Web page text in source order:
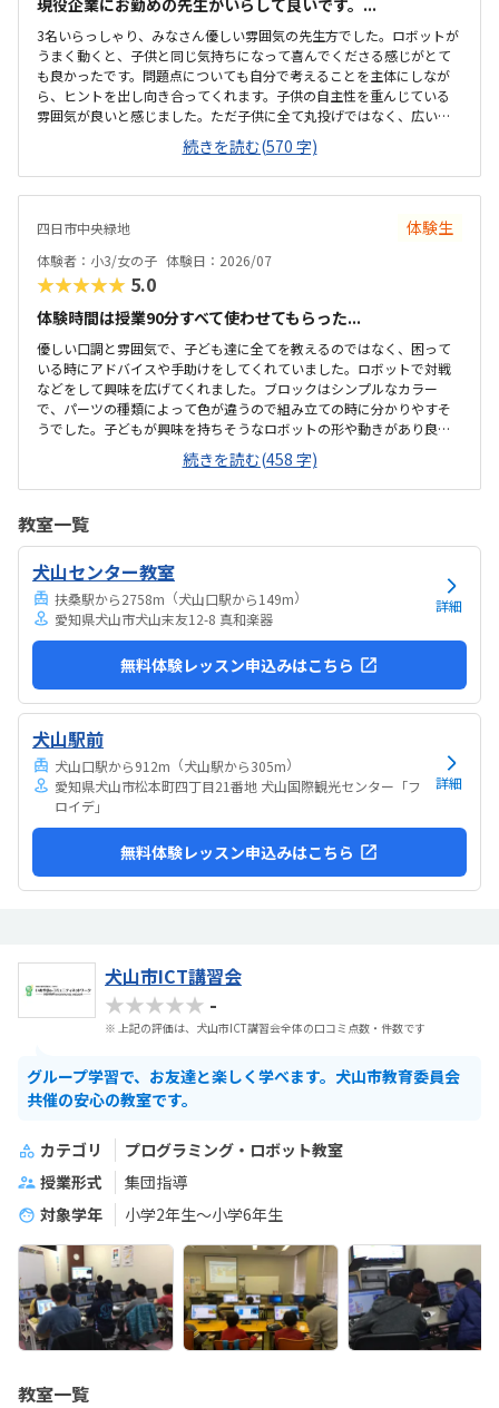
現役企業にお勤めの先生がいらして良いです。...
3名いらっしゃり、みなさん優しい雰囲気の先生方でした。ロボットが
うまく動くと、子供と同じ気持ちになって喜んでくださる感じがとて
も良かったです。問題点についても自分で考えることを主体にしなが
ら、ヒントを出し向き合ってくれます。子供の自主性を重んじている
雰囲気が良いと感じました。ただ子供に全て丸投げではなく、広い机
の上に「教科書とキットをどこに置いたらやりやすいかな？」と声を
かけてくださり、そこから自分で考えていました。ロボット作りもヒ
ントをいただきながら、自分で教科書を読んで作り上げていました。
駅近くですが、静かな環境です。急な坂道があるので、暑い夏など、重
できました。入室したら必ず手を洗うルールも良いです。教室にある
教科書などもきちんと整理整頓されています。キット代が兄弟割引で
半額になりました。入会金も無料に。欲を言えば、...
続きを読む(570 字)
四日市中央緑地 体験生
体験者：小3/女の子 体験日：2026/07
★★★★★ 5.0
体験時間は授業90分すべて使わせてもらった...
優しい口調と雰囲気で、子ども達に全てを教えるのではなく、困って
いる時にアドバイスや手助けをしてくれていました。ロボットで対戦
などをして興味を広げてくれました。ブロックはシンプルなカラー
で、パーツの種類によって色が違うので組み立ての時に分かりやすそ
うでした。子どもが興味を持ちそうなロボットの形や動きがあり良か
ったです。駐車場は停めやすく、分かりやすい場所にあるので助かり
ます。近くに別の施設もあるので、習ってない兄弟が過ごしやすいと
思いました。教室はシンプルで余計なものが置いてないので集中でき
したりできるのは助かります。料金は今の物価で考えれば高いとは思
いませんが、子どもの成長具合で判断すると思います。子どもが自発
的にどんどん作り進めていったのには正直驚きました。最初からたく
さんあれこれ説明されずブロックを触らせてもらったの...
続きを読む(458 字)
教室一覧
犬山センター教室
扶桑駅から2758m （犬山口駅から149m）
愛知県犬山市犬山末友12-8 真和楽器
詳細
無料体験レッスン申込みはこちら
犬山駅前
犬山口駅から912m （犬山駅から305m）
愛知県犬山市松本町四丁目21番地 犬山国際観光センター「フ
ロイデ」
詳細
無料体験レッスン申込みはこちら
犬山市ICT講習会
★★★★★ -
※ 上記の評価は、犬山市ICT講習会全体の口コミ点数・件数です
グループ学習で、お友達と楽しく学べます。犬山市教育委員会
共催の安心の教室です。
カテゴリ
プログラミング・ロボット教室
授業形式
集団指導
対象学年
小学2年生～小学6年生
教室一覧